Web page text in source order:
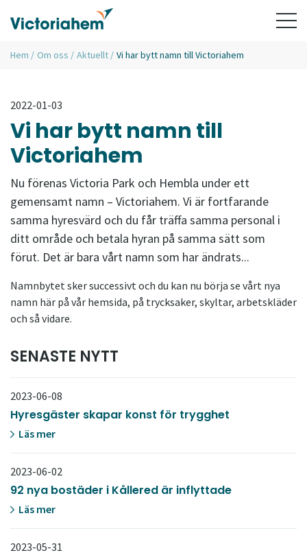
Hem / Om oss / Aktuellt / Vi har bytt namn till Victoriahem
2022-01-03
Vi har bytt namn till
Victoriahem
Nu förenas Victoria Park och Hembla under ett
gemensamt namn – Victoriahem. Vi är fortfarande
samma hyresvärd och du får träffa samma personal i
ditt område och betala hyran på samma sätt som
förut. Det är bara vårt namn som har ändrats...
Namnbytet sker successivt och du kan nu börja se vårt nya
namn här på vår hemsida, på trycksaker, skyltar, arbetskläder
och så vidare.
SENASTE NYTT
2023-06-08
Hyresgäster skapar konst för trygghet
Läs mer
2023-06-02
92 nya bostäder i Kållered är inflyttade
Läs mer
2023-05-31